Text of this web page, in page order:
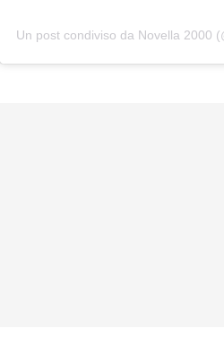
Un post condiviso da Novella 2000